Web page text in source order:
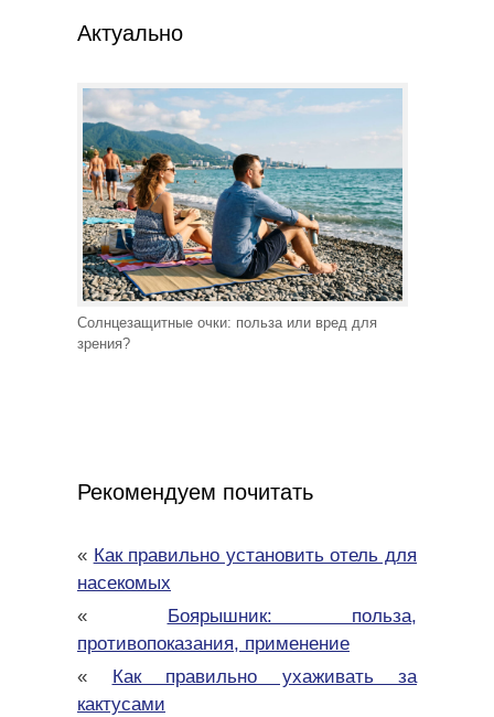
Актуально
Солнцезащитные очки: польза или вред для
зрения?
Рекомендуем почитать
« Как правильно установить отель для
насекомых
«
Боярышник: польза,
противопоказания, применение
«
Как правильно ухаживать за
кактусами